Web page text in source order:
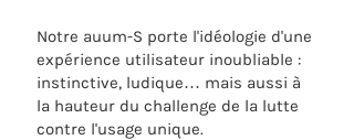
Notre auum-S porte l'idéologie d'une
expérience utilisateur inoubliable :
instinctive, ludique… mais aussi à
la hauteur du challenge de la lutte
contre l'usage unique.